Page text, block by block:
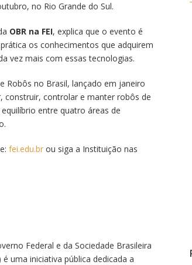
no Rio Grande do Sul.
OBR na FEI, explica que o evento é
os conhecimentos que adquirem
vez mais com essas tecnologias.
Robôs no Brasil, lançado em janeiro
construir, controlar e manter robôs de
entre quatro áreas de
fei.edu.br ou siga a Instituição nas
Federal e da Sociedade Brasileira
uma iniciativa pública dedicada a